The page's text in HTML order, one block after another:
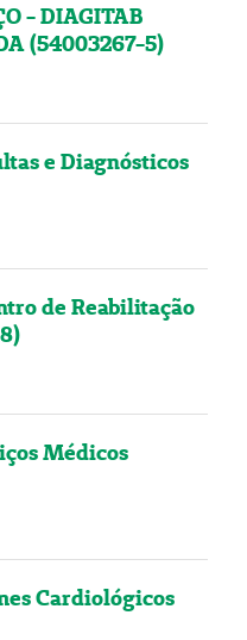
- DIAGITAB
(54003267-5)
e Diagnósticos
de Reabilitação
Médicos
Cardiológicos